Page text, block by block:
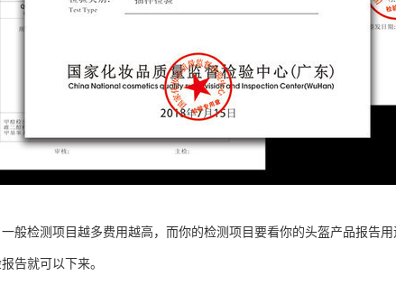
般检测项目越多费用越高，而你的检测项目要看你的头盔产品报告
告就可以下来。